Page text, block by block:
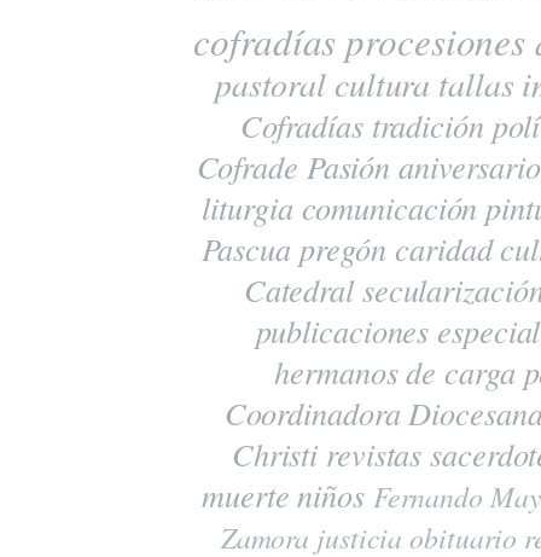
cofradías procesiones
pastoral cultura tallas
Cofradías tradición
Cofrade Pasión
liturgia comunicación
Pascua pregón caridad
Catedral
publicaciones
hermanos de carga
Coordinadora
Christi revistas
muerte niños Fernando
Zamora justicia obituario